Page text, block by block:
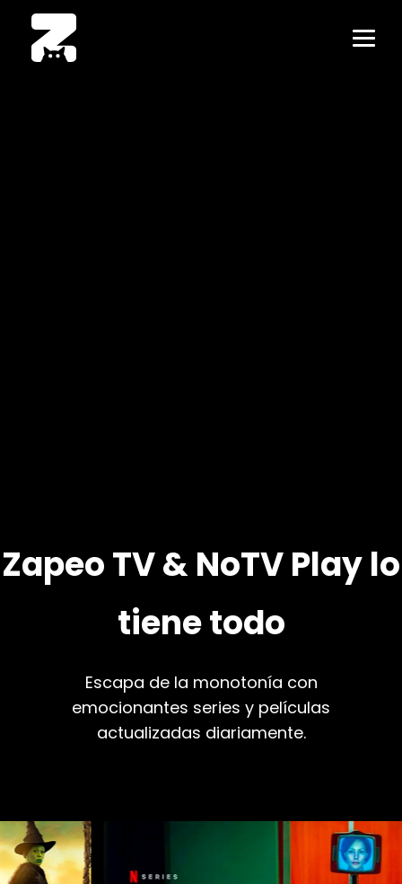
Zapeo TV & NoTV Play lo
tiene todo
Escapa de la monotonía con
emocionantes series y películas
actualizadas diariamente.